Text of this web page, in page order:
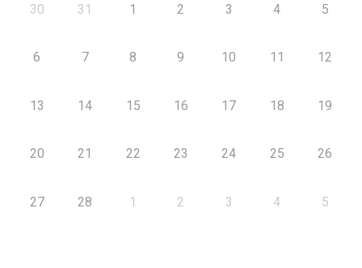
30 31 1 2 3 4 5
6 7 8 9 10 11 12
13 14 15 16 17 18 19
20 21 22 23 24 25 26
27 28 1 2 3 4 5